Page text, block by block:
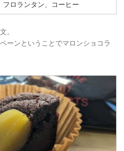
フロランタン、コーヒー
。
ーンということでマロンショコラ